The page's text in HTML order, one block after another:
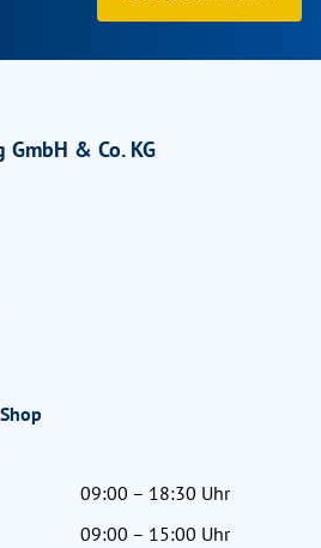
GmbH & Co. KG
09:00 – 18:30 Uhr
09:00 – 15:00 Uhr